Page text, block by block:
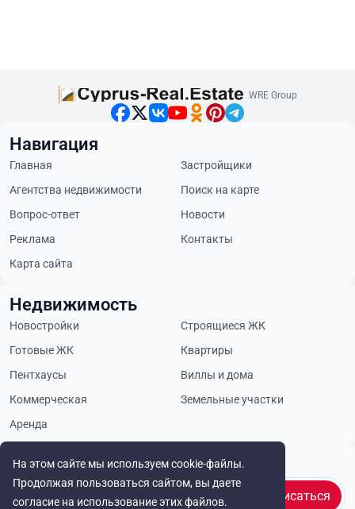
На этом сайте мы используем cookie-файлы.
Продолжая пользоваться сайтом, вы даете
согласие на использование этих файлов.
WRE Group
Будьте в курсе
Подписаться
Навигация
Главная
Застройщики
Агентства недвижимости
Поиск на карте
Вопрос-ответ
Новости
Реклама
Контакты
Карта сайта
Недвижимость
Новостройки
Строящиеся ЖК
Готовые ЖК
Квартиры
Пентхаусы
Виллы и дома
Коммерческая
Земельные участки
Аренда